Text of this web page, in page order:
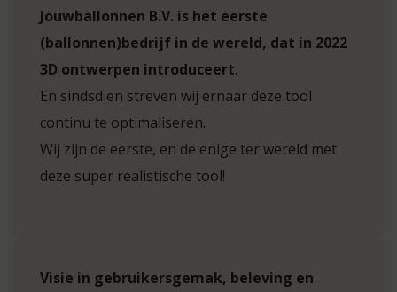
Jouwballonnen B.V. is het eerste
(ballonnen)bedrijf in de wereld, dat in 2022
3D ontwerpen introduceert.
En sindsdien streven wij ernaar deze tool
continu te optimaliseren.
Wij zijn de eerste, en de enige ter wereld met
deze super realistische tool!
Visie in gebruikersgemak, beleving en